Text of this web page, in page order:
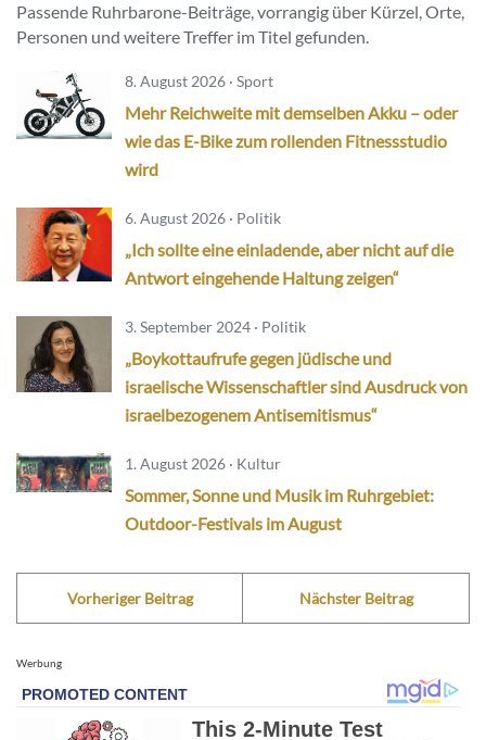
Passende Ruhrbarone-Beiträge, vorrangig über Kürzel, Orte,
Personen und weitere Treffer im Titel gefunden.
8. August 2026 · Sport
Mehr Reichweite mit demselben Akku – oder
wie das E-Bike zum rollenden Fitnessstudio
wird
6. August 2026 · Politik
„Ich sollte eine einladende, aber nicht auf die
Antwort eingehende Haltung zeigen“
3. September 2024 · Politik
„Boykottaufrufe gegen jüdische und
israelische Wissenschaftler sind Ausdruck von
israelbezogenem Antisemitismus“
1. August 2026 · Kultur
Sommer, Sonne und Musik im Ruhrgebiet:
Outdoor-Festivals im August
Vorheriger Beitrag Nächster Beitrag
Werbung